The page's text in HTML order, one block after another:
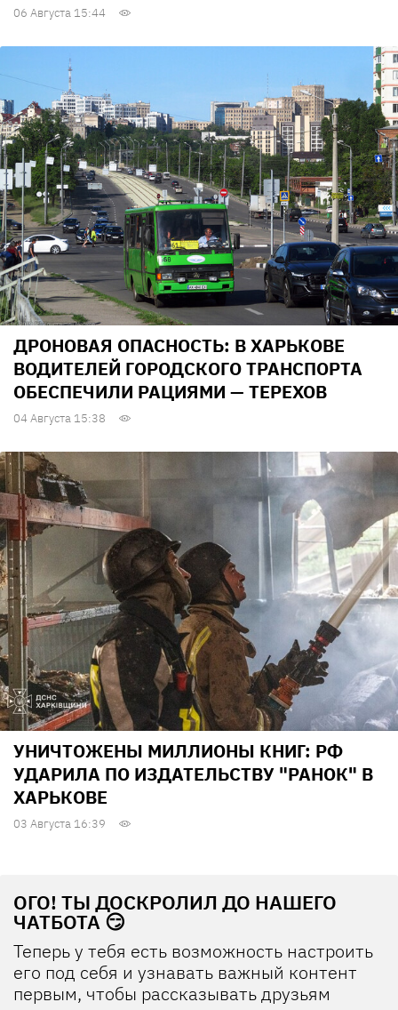
06 Августа 15:44
ДРОНОВАЯ ОПАСНОСТЬ: В ХАРЬКОВЕ
ВОДИТЕЛЕЙ ГОРОДСКОГО ТРАНСПОРТА
ОБЕСПЕЧИЛИ РАЦИЯМИ — ТЕРЕХОВ
04 Августа 15:38
УНИЧТОЖЕНЫ МИЛЛИОНЫ КНИГ: РФ
УДАРИЛА ПО ИЗДАТЕЛЬСТВУ "РАНОК" В
ХАРЬКОВЕ
03 Августа 16:39
ОГО! ТЫ ДОСКРОЛИЛ ДО НАШЕГО
ЧАТБОТА 😏
Теперь у тебя есть возможность настроить
его под себя и узнавать важный контент
первым, чтобы рассказывать друзьям